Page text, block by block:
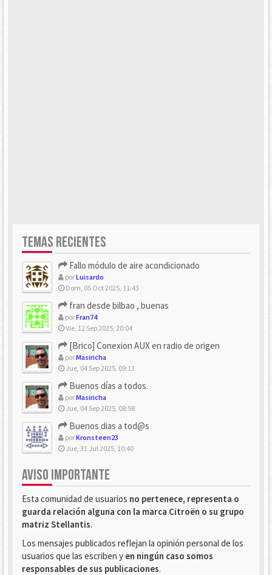
TEMAS RECIENTES
Fallo módulo de aire acondicionado
porLuisardo
Dom, 05 Oct 2025, 11:43
fran desde bilbao , buenas
porFran74
Vie, 12 Sep 2025, 20:04
[Brico] Conexion AUX en radio de origen
porMasiricha
Jue, 04 Sep 2025, 09:11
Buenos días a todos.
porMasiricha
Jue, 04 Sep 2025, 08:58
Buenos dias a tod@s
porKronsteen23
Jue, 31 Jul 2025, 10:40
AVISO IMPORTANTE
Esta comunidad de usuarios no pertenece, representa o
guarda relación alguna con la marca Citroën o su grupo
matriz Stellantis.
Los mensajes publicados reflejan la opinión personal de los
usuarios que las escriben y en ningún caso somos
responsables de sus publicaciones.